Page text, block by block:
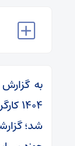
به
شد؛